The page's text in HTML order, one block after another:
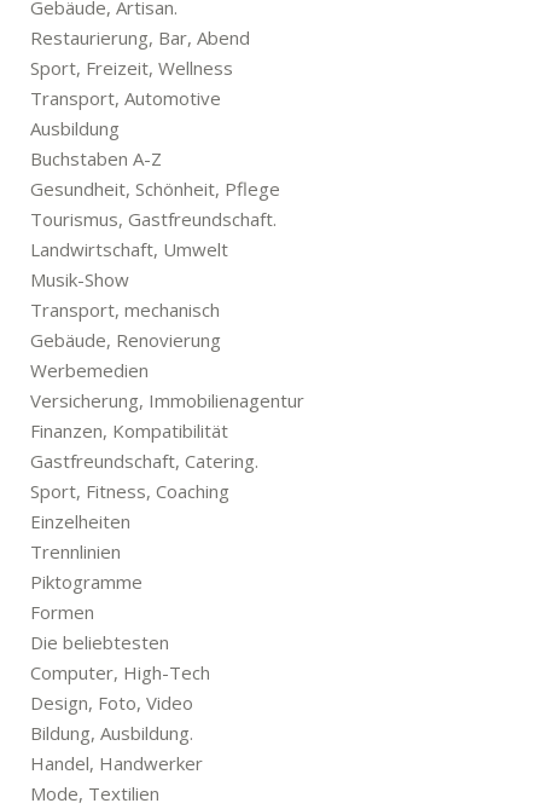
Gebäude, Artisan.
Restaurierung, Bar, Abend
Sport, Freizeit, Wellness
Transport, Automotive
Ausbildung
Buchstaben A-Z
Gesundheit, Schönheit, Pflege
Tourismus, Gastfreundschaft.
Landwirtschaft, Umwelt
Musik-Show
Transport, mechanisch
Gebäude, Renovierung
Werbemedien
Versicherung, Immobilienagentur
Finanzen, Kompatibilität
Gastfreundschaft, Catering.
Sport, Fitness, Coaching
Einzelheiten
Trennlinien
Piktogramme
Formen
Die beliebtesten
Computer, High-Tech
Design, Foto, Video
Bildung, Ausbildung.
Handel, Handwerker
Mode, Textilien